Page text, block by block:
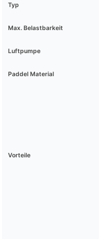
Typ
Max. Belastbarkeit
Luftpumpe
Paddel Material
Vorteile